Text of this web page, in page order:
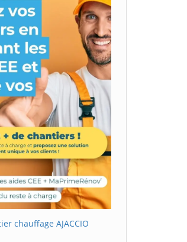
chauffage AJACCIO